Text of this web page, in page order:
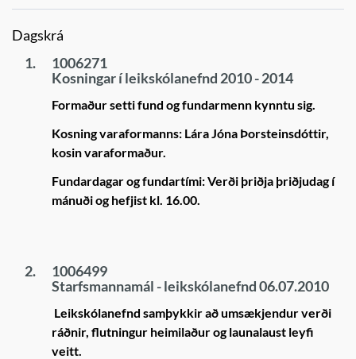
Dagskrá
1.
1006271
Kosningar í leikskólanefnd 2010 - 2014
Formaður setti fund og fundarmenn kynntu sig.
Kosning varaformanns: Lára Jóna Þorsteinsdóttir,
kosin varaformaður.
Fundardagar og fundartími: Verði þriðja þriðjudag í
mánuði og hefjist kl. 16.00.
2.
1006499
Starfsmannamál - leikskólanefnd 06.07.2010
Leikskólanefnd samþykkir að umsækjendur verði
ráðnir, flutningur heimilaður og launalaust leyfi
veitt.